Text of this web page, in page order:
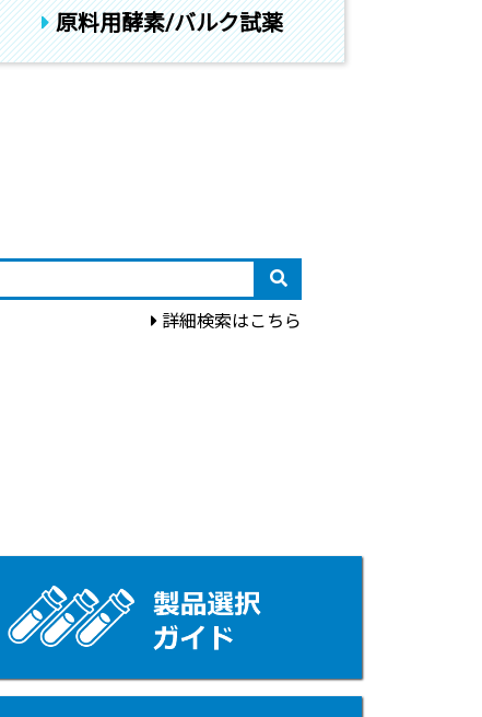
原料用酵素/バルク試薬
詳細検索はこちら